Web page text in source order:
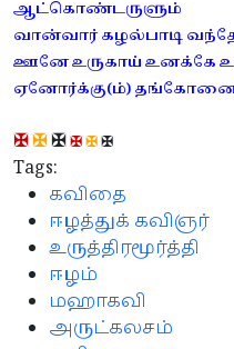
ஆட்கொண்டருளும்
வான்வார் கழல்பாடி
ஊனே உருகாய் உனக்கே
ஏனோர்க்கு(ம்)
✠✠✠✠✠✠
Tags:
கவிதை
ஈழத்துக் கவிஞர்
உருத்திரமூர்த்தி
ஈழம்
மஹாகவி
அருட்கலசம்